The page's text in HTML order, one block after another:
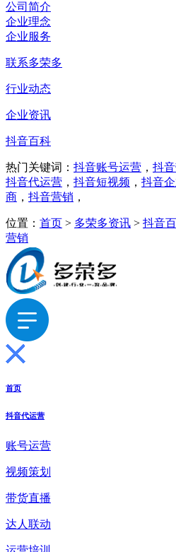
公司简介
企业理念
企业服务
联系多荣多
行业动态
企业资讯
抖音百科
热门关键词： 抖音账号运营 ， 抖
抖音代运营 ， 抖音短视频 ， 抖音
商 ， 抖音营销 ，
位置： 首页 > 多荣多资讯 > 抖音
营销
首页
抖音代运营
账号运营
视频策划
带货直播
达人联动